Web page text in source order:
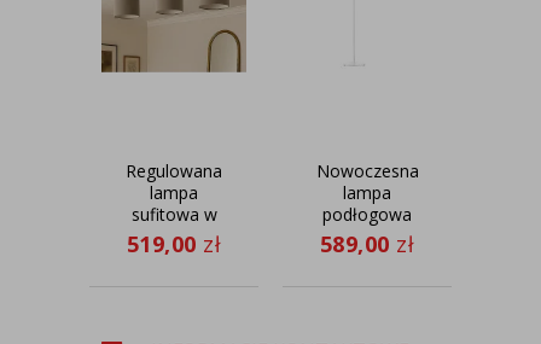
Regulowana
lampa
sufitowa w
stylu
skandynawskim
519,00 zł
Nowoczesna
lampa
podłogowa
do sypialni
RIJAD VELUR
589,00 zł